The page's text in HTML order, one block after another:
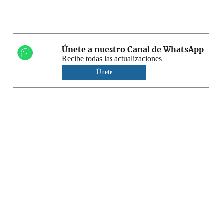
Únete a nuestro Canal de WhatsApp
Recibe todas las actualizaciones
Únete